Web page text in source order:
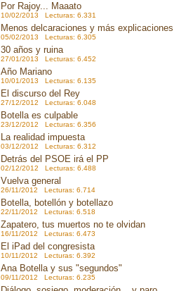
Por Rajoy... Maaato
10/02/2013 Lecturas: 6.331
Menos delcaraciones y más explicaciones
05/02/2013 Lecturas: 6.305
30 años y ruina
27/01/2013 Lecturas: 6.452
Año Mariano
10/01/2013 Lecturas: 6.135
El discurso del Rey
27/12/2012 Lecturas: 6.048
Botella es culpable
23/12/2012 Lecturas: 6.356
La realidad impuesta
03/12/2012 Lecturas: 6.312
Detrás del PSOE irá el PP
02/12/2012 Lecturas: 6.488
Vuelva general
26/11/2012 Lecturas: 6.714
Botella, botellón y botellazo
22/11/2012 Lecturas: 6.518
Zapatero, tus muertos no te olvidan
16/11/2012 Lecturas: 6.473
El iPad del congresista
10/11/2012 Lecturas: 6.392
Ana Botella y sus "segundos"
09/11/2012 Lecturas: 6.235